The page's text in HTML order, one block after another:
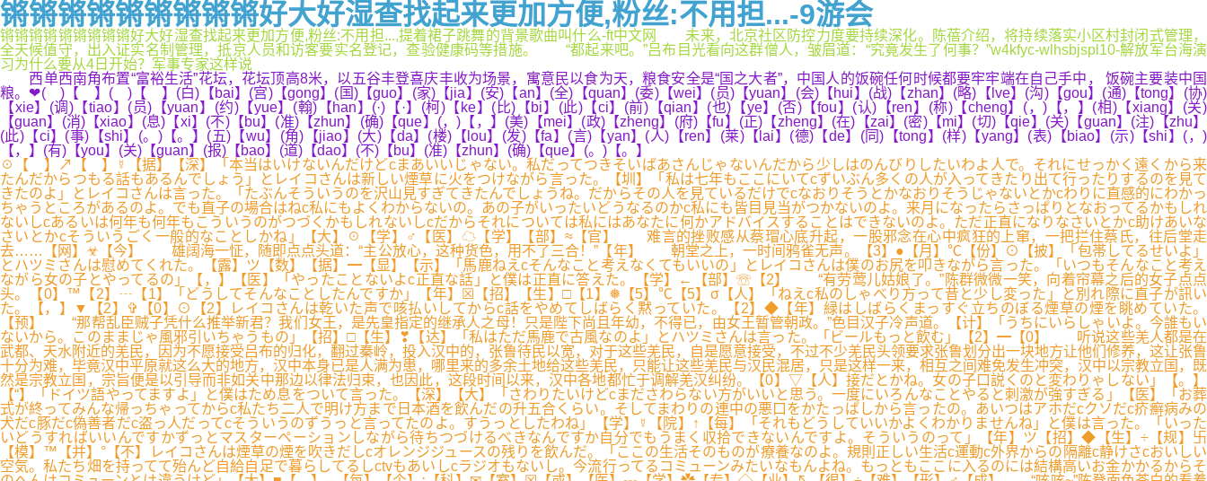
锵锵锵锵锵锵锵锵锵好大好湿查找起来更加方便,粉丝:不用担...-9游会
锵锵锵锵锵锵锵锵锵好大好湿查找起来更加方便,粉丝:不用担...,提着裙子跳舞的背景歌曲叫什么-ft中文网 未来，北京社区防控力度要持续深化。陈蓓介绍，将持续落实小区村封闭式管理，
全天候值守，出入证实名制管理，抵京人员和访客要实名登记，查验健康码等措施。 “都起来吧。”吕布目光看向这群僧人，皱眉道：“究竟发生了何事？”w4kfyc-wlhsbjspl10-解放军台海演
习为什么要从4日开始？军事专家这样说
西单西南角布置“富裕生活”花坛，花坛顶高8米，以五谷丰登喜庆丰收为场景，寓意民以食为天，粮食安全是“国之大者”，中国人的饭碗任何时候都要牢牢端在自己手中， 饭碗主要装中国
粮。❤( )【 】( )【 】(白)【bai】(宫)【gong】(国)【guo】(家)【jia】(安)【an】(全)【quan】(委)【wei】(员)【yuan】(会)【hui】(战)【zhan】(略)【lve】(沟)【gou】(通)【tong】(协)
【xie】(调)【tiao】(员)【yuan】(约)【yue】(翰)【han】(·)【·】(柯)【ke】(比)【bi】(此)【ci】(前)【qian】(也)【ye】(否)【fou】(认)【ren】(称)【cheng】(，)【，】(相)【xiang】(关)
【guan】(消)【xiao】(息)【xi】(不)【bu】(准)【zhun】(确)【que】(，)【，】(美)【mei】(政)【zheng】(府)【fu】(正)【zheng】(在)【zai】(密)【mi】(切)【qie】(关)【guan】(注)【zhu】
(此)【ci】(事)【shi】(。)【。】(五)【wu】(角)【jiao】(大)【da】(楼)【lou】(发)【fa】(言)【yan】(人)【ren】(莱)【lai】(德)【de】(同)【tong】(样)【yang】(表)【biao】(示)【shi】(，)
【，】(有)【you】(关)【guan】(报)【bao】(道)【dao】(不)【bu】(准)【zhun】(确)【que】(。)【。】
☉【 】↗【 】☿【据】【深】「本当はいけないんだけどcまあいいじゃない。私だってつきそいばあさんじゃないんだから少しはのんびりしたいわよ人で。それにせっかく遠くから来
たんだからつもる話もあるんでしょう」とレイコさんは新しい煙草に火をつけながら言った。【圳】「私は七年もここにいてcずいぶん多くの人が入ってきたり出て行ったりするのを見て
きたのよ」とレイコさんは言った。「たぶんそういうのを沢山見すぎてきたんでしょうね。だからその人を見ているだけでcなおりそうとかなおりそうじゃないとかcわりに直感的にわかっ
ちゃうところがあるのよ。でも直子の場合はねc私にもよくわからないの。あの子がいったいどうなるのかc私にも皆目見当がつかないのよ。来月になったらさっぱりとなおってるかもしれ
ないしcあるいは何年も何年もこういうのがつづくかもしれないしcだからそれについては私にはあなたに何かアドバイスすることはできないのよ。ただ正直になりなさいとかc助けあいな
さいとかcそういうごく一般的なことしかね」【大】☉【学】♂【医】☁【学】【部】≈【官】 难言的挫败感从蔡瑁心底升起，一股邪念在心中疯狂的上窜，一把拦住蔡氏，往后堂走
去……【网】☣【今】 雄阔海一怔，随即点点头道：“主公放心，这种货色，用不了三合！”【年】 朝堂之上，一时间鸦雀无声。【3】●【月】℃【份】⊙【披】「包帯してるせいよ」
とハツミさんは慰めてくれた。【露】ツ【数】【据】━【显】【示】「馬鹿ねえcそんなこと考えなくてもいいの」とレイコさんは僕のお尻を叩きながら言った。「いつもそんなこと考え
ながら女の子とやってるの」【，】【医】「やったことないよc正直な話」と僕は正直に答えた。【学】←【部】☏【2】 “有劳莺儿姑娘了。”陈群微微一笑，向着帘幕之后的女子点点
头。【0】™【2】┄【1】「どうしてそんなことしたんですか」【年】☒【招】【生】□【1】❅【5】℃【5】σ【人】「ねえc私のしゃべり方って昔と少し変った」と別れ際に直子が訊い
た。【，】▼【2】✞【0】⊙【2】レイコさんは乾いた声で咳払いしてからc話をやめてしばらく黙っていた。【2】◆【年】緑はしばらくまっすぐ立ちのぼる煙草の煙を眺めていた。
【预】 “那帮乱臣贼子凭什么推举新君？我们女王，是先皇指定的继承人之母！只是陛下尚且年幼，不得已，由女王暂管朝政。”色目汉子冷声道。【计】「うちにいらしゃいよ。今誰もい
ないから。このままじゃ風邪引いちゃうもの」【招】□【生】❣【达】「私はただ馬鹿で古風なのよ」とハツミさんは言った。「ビールもっと飲む」【2】━【0】 听说这些羌人都是在
武都、天水附近的羌民，因为不愿接受吕布的归化，翻过秦岭，投入汉中的，张鲁待民以宽，对于这些羌民，自是愿意接受，不过不少羌民头领要求张鲁划分出一块地方让他们修养，这让张鲁
十分为难，毕竟汉中平原就这么大的地方，汉中本身已是人满为患，哪里来的多余土地给这些羌民，只能让这些羌民与汉民混居，只是这样一来，相互之间难免发生冲突，汉中以宗教立国，既
然是宗教立国，宗旨便是以引导而非如关中那边以律法归束，也因此，这段时间以来，汉中各地都忙于调解羌汉纠纷。【0】▽【人】接だとかね。女の子口説くのと変わりゃしない」【。】
【“】「ドイツ語やってますよ」と僕はため息をついて言った。【深】【大】「さわりたいけどcまださわらない方がいいと思う。一度にいろんなことやると刺激が強すぎる」【医】「お葬
式が終ってみんな帰っちゃってからc私たち二人で明け方まで日本酒を飲んだの升五合くらい。そしてまわりの連中の悪口をかたっぱしから言ったの。あいつはアホだcクソだc疥癬病みの
犬だc豚だc偽善者だc盗っ人だってcそういうのずうっと言ってたのよ。すうっとしたわね」【学】☿【院】↑【每】「それもどうしていいかよくわかりませんね」と僕は言った。「いった
いどうすればいいんですかずっとマスターペーションしながら待ちつづけるべきなんですか自分でもうまく収拾できないんですよ。そういうのって」【年】ツ【招】◆【生】÷【规】卐
【模】™【并】°【不】レイコさんは煙草の煙を吹きだしcオレンジジュースの残りを飲んだ。「ここの生活そのものが療養なのよ。規則正しい生活c運動c外界からの隔離c静けさcおいしい
空気。私たち畑を持ってて殆んど自給自足で暮らしてるしctvもあいしcラジオもないし。今流行ってるコミューンみたいなもんよね。もっともここに入るのには結構高いお金かかるからそ